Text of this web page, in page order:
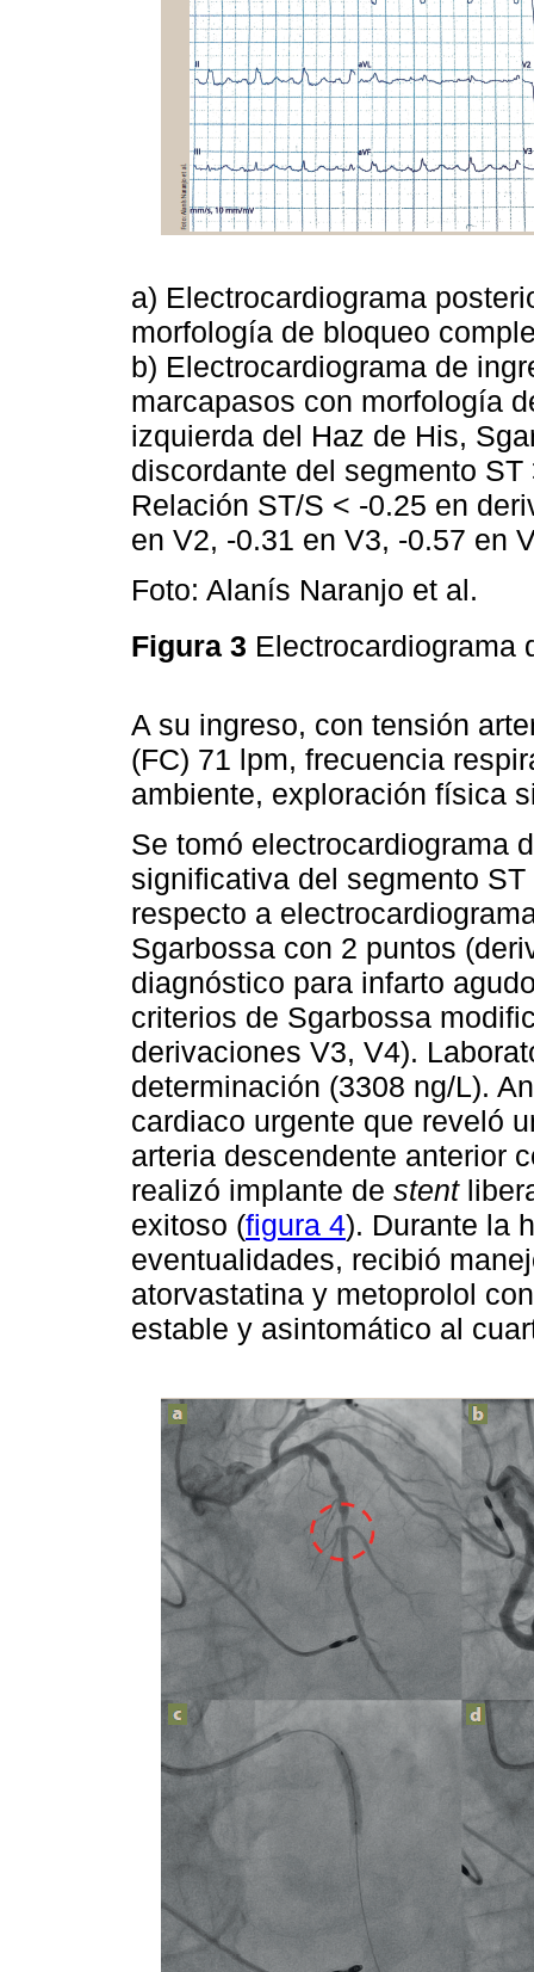
a) Electrocardiograma
morfología de bloqueo
b) Electrocardiograma de
marcapasos con morfología
izquierda del Haz de His,
discordante del segmento
Relación ST/S < -0.25 en
en V2, -0.31 en V3, -0.57 en
Foto: Alanís Naranjo et al.
Figura 3
A su ingreso, con tensión
(FC) 71 lpm, frecuencia
ambiente, exploración física
Se tomó electrocardiograma
significativa del segmento
respecto a
Sgarbossa con 2 puntos
diagnóstico para infarto
criterios de Sgarbossa
derivaciones V3, V4).
determinación (3308 ng/L).
cardiaco urgente que reveló
arteria descendente anterior
realizó implante de stent
exitoso (figura 4). Durante la
eventualidades, recibió
atorvastatina y metoprolol
estable y asintomático al